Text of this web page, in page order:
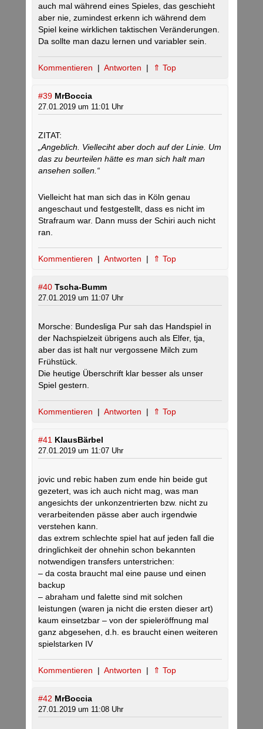
auch mal während eines Spieles, das geschieht
aber nie, zumindest erkenn ich während dem
Spiel keine wirklichen taktischen Veränderungen.
Da sollte man dazu lernen und variabler sein.
Kommentieren | Antworten | ⇑ Top
#39 MrBoccia
27.01.2019 um 11:01 Uhr
ZITAT:
„Angeblich. Vielleciht aber doch auf der Linie. Um
das zu beurteilen hätte es man sich halt man
ansehen sollen.“
Vielleicht hat man sich das in Köln genau
angeschaut und festgestellt, dass es nicht im
Strafraum war. Dann muss der Schiri auch nicht
ran.
Kommentieren | Antworten | ⇑ Top
#40 Tscha-Bumm
27.01.2019 um 11:07 Uhr
Morsche: Bundesliga Pur sah das Handspiel in
der Nachspielzeit übrigens auch als Elfer, tja,
aber das ist halt nur vergossene Milch zum
Frühstück.
Die heutige Überschrift klar besser als unser
Spiel gestern.
Kommentieren | Antworten | ⇑ Top
#41 KlausBärbel
27.01.2019 um 11:07 Uhr
jovic und rebic haben zum ende hin beide gut
gezetert, was ich auch nicht mag, was man
angesichts der unkonzentrierten bzw. nicht zu
verarbeitenden pässe aber auch irgendwie
verstehen kann.
das extrem schlechte spiel hat auf jeden fall die
dringlichkeit der ohnehin schon bekannten
notwendigen transfers unterstrichen:
– da costa braucht mal eine pause und einen
backup
– abraham und falette sind mit solchen
leistungen (waren ja nicht die ersten dieser art)
kaum einsetzbar – von der spieleröffnung mal
ganz abgesehen, d.h. es braucht einen weiteren
spielstarken IV
Kommentieren | Antworten | ⇑ Top
#42 MrBoccia
27.01.2019 um 11:08 Uhr